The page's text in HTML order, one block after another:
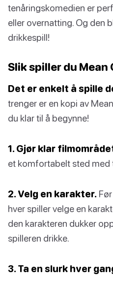
tenåringskomedien er
eller overnatting. Og den
drikkespill!
Slik spiller du Mean
Det er enkelt å spille
trenger er en kopi av
du klar til å begynne!
1. Gjør klar
et komfortabelt sted med
2. Velg en karakter.
hver spiller velge en
den karakteren dukker
spilleren drikke.
3. Ta en slurk hver